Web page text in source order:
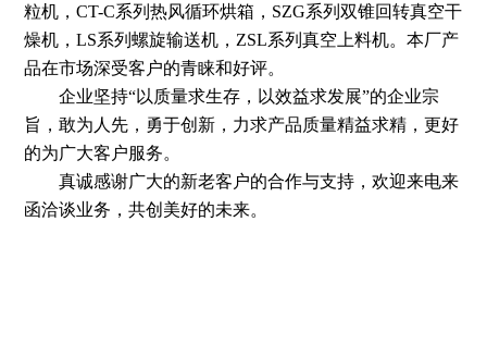
粒机，CT-C系列热风循环烘箱，SZG系列双锥回转真空干
燥机，LS系列螺旋输送机，ZSL系列真空上料机。本厂产
品在市场深受客户的青睐和好评。
企业坚持“以质量求生存，以效益求发展”的企业宗
旨，敢为人先，勇于创新，力求产品质量精益求精，更好
的为广大客户服务。
真诚感谢广大的新老客户的合作与支持，欢迎来电来
函洽谈业务，共创美好的未来。